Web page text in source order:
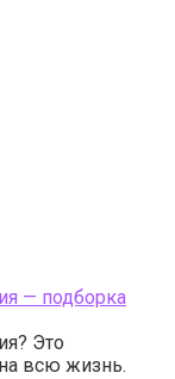
— подборка
Это
всю жизнь.